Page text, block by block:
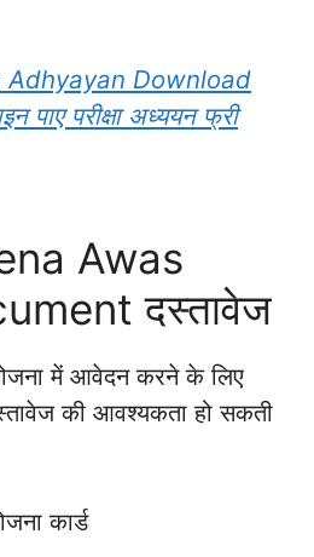
Adhyayan Download
परीक्षा अध्ययन फ्री
Awas
दस्तावेज
में आवेदन करने के लिए
की आवश्यकता हो सकती
कार्ड